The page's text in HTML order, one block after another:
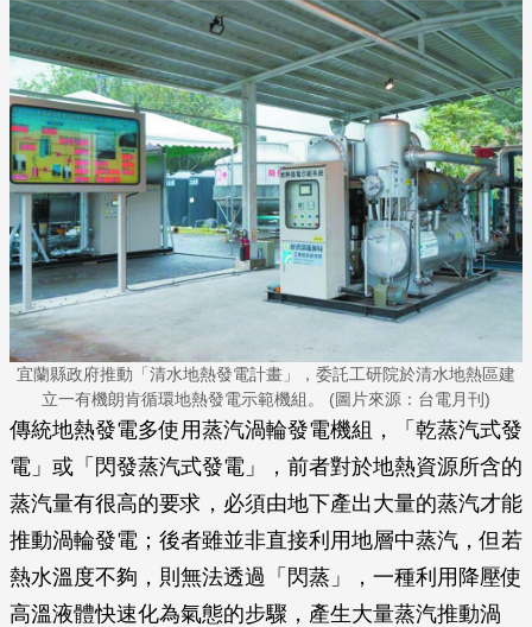
宜蘭縣政府推動「清水地熱發電計畫」，委託工研院於清水地熱區建
立一有機朗肯循環地熱發電示範機組。 (圖片來源：台電月刊)
傳統地熱發電多使用蒸汽渦輪發電機組，「乾蒸汽式發
電」或「閃發蒸汽式發電」，前者對於地熱資源所含的
蒸汽量有很高的要求，必須由地下產出大量的蒸汽才能
推動渦輪發電；後者雖並非直接利用地層中蒸汽，但若
熱水溫度不夠，則無法透過「閃蒸」，一種利用降壓使
高溫液體快速化為氣態的步驟，產生大量蒸汽推動渦